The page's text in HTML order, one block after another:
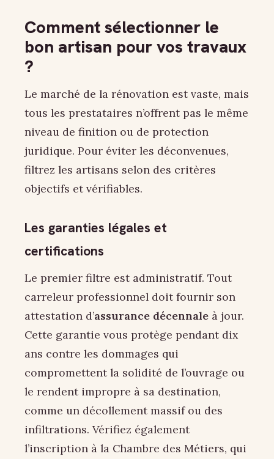
Comment sélectionner le
bon artisan pour vos travaux
?
Le marché de la rénovation est vaste, mais
tous les prestataires n’offrent pas le même
niveau de finition ou de protection
juridique. Pour éviter les déconvenues,
filtrez les artisans selon des critères
objectifs et vérifiables.
Les garanties légales et
certifications
Le premier filtre est administratif. Tout
carreleur professionnel doit fournir son
attestation d’assurance décennale à jour.
Cette garantie vous protège pendant dix
ans contre les dommages qui
compromettent la solidité de l’ouvrage ou
le rendent impropre à sa destination,
comme un décollement massif ou des
infiltrations. Vérifiez également
l’inscription à la Chambre des Métiers, qui